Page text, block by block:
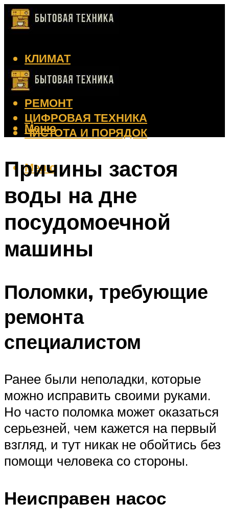
КЛИМАТ
КРАСОТА
КУХНЯ
РЕМОНТ
ЦИФРОВАЯ ТЕХНИКА
ЧИСТОТА И ПОРЯДОК
Меню
Меню
Причины застоя
воды на дне
посудомоечной
машины
Поломки, требующие
ремонта
специалистом
Ранее были неполадки, которые
можно исправить своими руками.
Но часто поломка может оказаться
серьезней, чем кажется на первый
взгляд, и тут никак не обойтись без
помощи человека со стороны.
Неисправен насос